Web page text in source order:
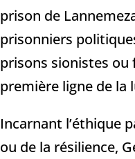
prison de
prisonniers
prisons sionistes ou
première ligne de la
Incarnant l’éthique
ou de la résilience,